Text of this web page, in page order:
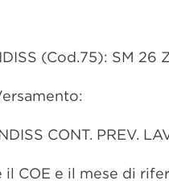
(Cod.75): SM
CONT. PREV.
COE e il mese di